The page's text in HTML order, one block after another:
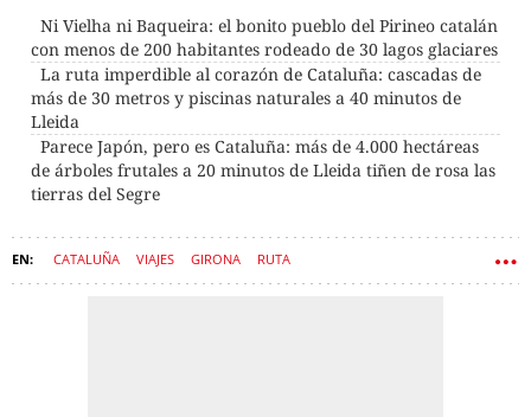
Ni Vielha ni Baqueira: el bonito pueblo del Pirineo catalán
con menos de 200 habitantes rodeado de 30 lagos glaciares
La ruta imperdible al corazón de Cataluña: cascadas de
más de 30 metros y piscinas naturales a 40 minutos de
Lleida
Parece Japón, pero es Cataluña: más de 4.000 hectáreas
de árboles frutales a 20 minutos de Lleida tiñen de rosa las
tierras del Segre
CATALUÑA VIAJES GIRONA RUTA